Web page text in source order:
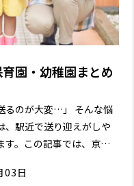
園・幼稚園まとめ
るのが大変…」 そんな悩
、駅近で送り迎えがしや
す。この記事では、京都
選び方、子育て支援制
ご紹介します。この記
03日